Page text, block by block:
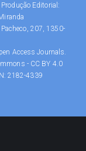
Editorial:
207, 1350-
Access Journals.
- CC BY 4.0
2182-4339